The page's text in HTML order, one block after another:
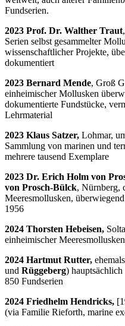
Fundserien.
2023 Prof. Dr. Walther Traut
Serien selbst gesammelter
wissenschaftlicher Projekte,
dokumentiert
2023 Bernard Mende, Groß
einheimischer Mollusken
dokumentierte Fundstücke,
Lehrmaterial
2023 Klaus Satzer, Lohmar,
Sammlung von marinen und
mehrere tausend Exemplare
2023 Dr. Erich Holm von
von Prosch-Bülck, Nürnberg,
Meeresmollusken,
1956
2024 Thorsten Hebeisen,
einheimischer
2024 Hartmut Rutter,
und Rüggeberg)
850 Fundserien
2024 Friedhelm Hendricks,
(via Familie Rieforth, marine